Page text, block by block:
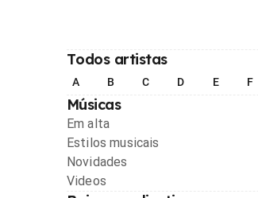
Todos artistas
A B C D E F
Músicas
Em alta
Estilos musicais
Novidades
Videos